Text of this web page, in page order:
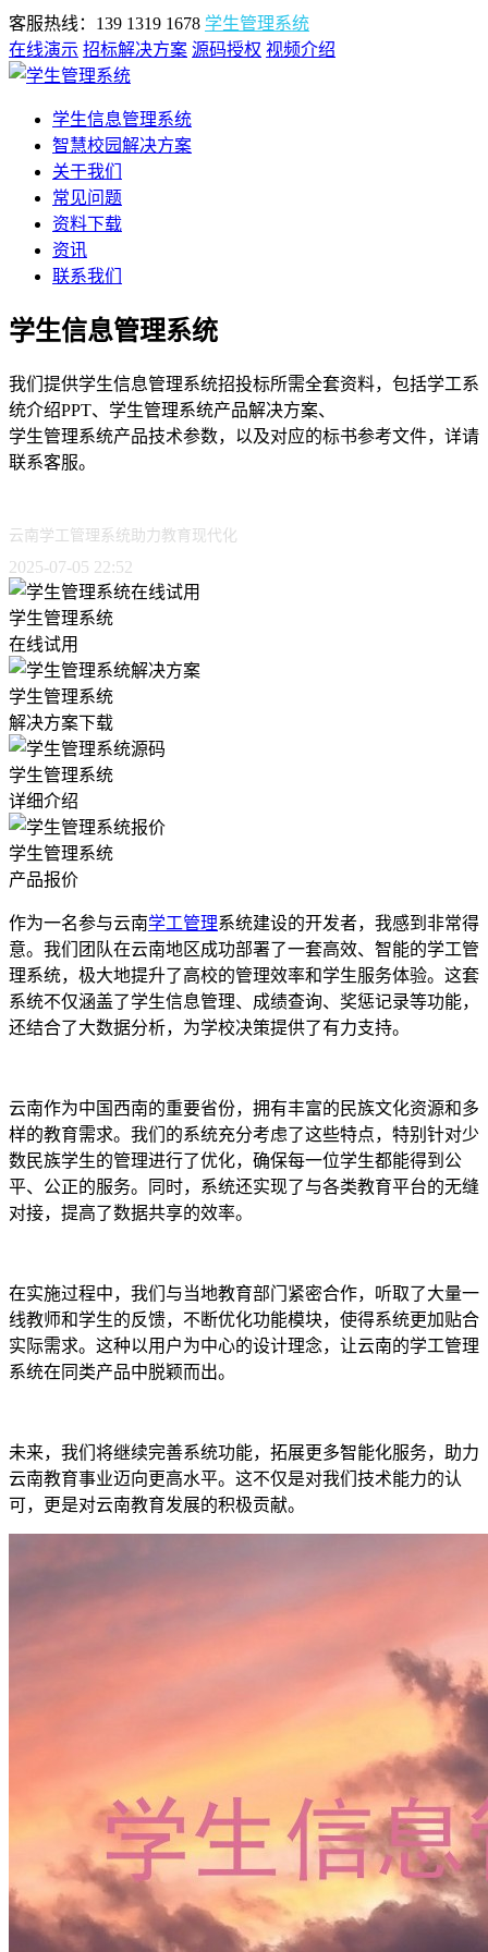
客服热线：139 1319 1678 学生管理系统
在线演示 招标解决方案 源码授权 视频介绍
学生信息管理系统
智慧校园解决方案
关于我们
常见问题
资料下载
资讯
联系我们
学生信息管理系统
我们提供学生信息管理系统招投标所需全套资料，包括学工系
统介绍PPT、学生管理系统产品解决方案、
学生管理系统产品技术参数，以及对应的标书参考文件，详请
联系客服。
云南学工管理系统助力教育现代化
2025-07-05 22:52
学生管理系统
在线试用
学生管理系统
解决方案下载
学生管理系统
详细介绍
学生管理系统
产品报价
作为一名参与云南学工管理系统建设的开发者，我感到非常得
意。我们团队在云南地区成功部署了一套高效、智能的学工管
理系统，极大地提升了高校的管理效率和学生服务体验。这套
系统不仅涵盖了学生信息管理、成绩查询、奖惩记录等功能，
还结合了大数据分析，为学校决策提供了有力支持。
云南作为中国西南的重要省份，拥有丰富的民族文化资源和多
样的教育需求。我们的系统充分考虑了这些特点，特别针对少
数民族学生的管理进行了优化，确保每一位学生都能得到公
平、公正的服务。同时，系统还实现了与各类教育平台的无缝
对接，提高了数据共享的效率。
在实施过程中，我们与当地教育部门紧密合作，听取了大量一
线教师和学生的反馈，不断优化功能模块，使得系统更加贴合
实际需求。这种以用户为中心的设计理念，让云南的学工管理
系统在同类产品中脱颖而出。
未来，我们将继续完善系统功能，拓展更多智能化服务，助力
云南教育事业迈向更高水平。这不仅是对我们技术能力的认
可，更是对云南教育发展的积极贡献。